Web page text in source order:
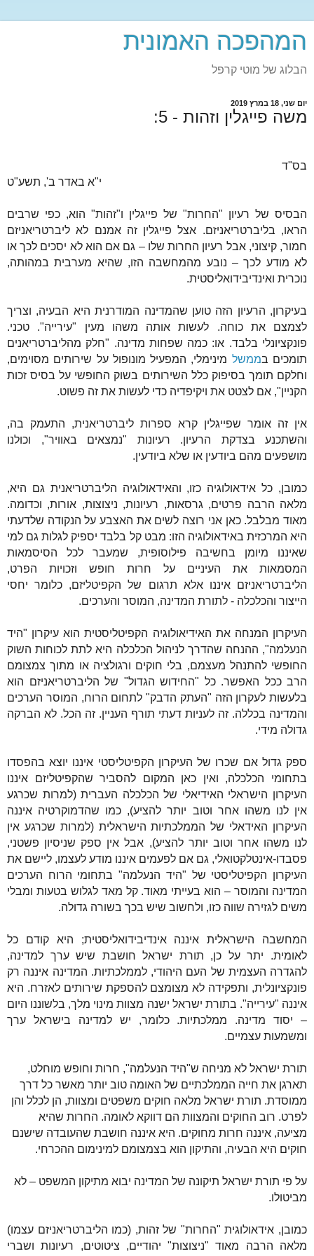
המהפכה האמונית
הבלוג של מוטי קרפל
יום שני, 18 במרץ 2019
משה פייגלין וזהות - 5:
בס"ד
י"א באדר ב', תשע"ט
הבסיס של רעיון "החרות" של פייגלין ו"זהות" הוא, כפי שרבים
הראו, בליברטריאניזם. אצל פייגלין זה אמנם לא ליברטריאניזם
חמור, קיצוני, אבל רעיון החרות שלו – גם אם הוא לא יסכים לכך או
לא מודע לכך – נובע מהמחשבה הזו, שהיא מערבית במהותה,
נוכרית ואינדיבידואליסטית.
בעיקרון, הרעיון הזה טוען שהמדינה המודרנית היא הבעיה, וצריך
לצמצם את כוחה. לעשות אותה משהו מעין "עירייה". טכני.
פונקציונלי בלבד. או: כמה שפחות מדינה. "חלק מהליברטריאנים
תומכים בממשל מינימלי, המפעיל מונופול על שירותים מסוימים,
וחלקם תומך בסיפוק כלל השירותים בשוק החופשי על בסיס זכות
הקניין", אם לצטט את ויקיפדיה כדי לעשות את זה פשוט.
אין זה אומר שפייגלין קרא ספרות ליברטריאנית, התעמק בה,
והשתכנע בצדקת הרעיון. רעיונות "נמצאים באוויר", וכולנו
מושפעים מהם ביודעין או שלא ביודעין.
כמובן, כל אידאולוגיה כזו, והאידאולוגיה הליברטריאנית גם היא,
מלאה הרבה פרטים, גרסאות, רעיונות, ניצוצות, אורות, וכדומה.
מאוד מבלבל. כאן אני רוצה לשים את האצבע על הנקודה שלדעתי
היא המרכזית באידאולוגיה הזו: מבט קל בלבד יספיק לגלות גם למי
שאיננו מיומן בחשיבה פילוסופית, שמעבר לכל הסיסמאות
המסמאות את העיניים על חרות חופש וזכויות הפרט,
הליברטריאניזם איננו אלא תרגום של הקפיטליזם, כלומר יחסי
הייצור והכלכלה - לתורת המדינה, המוסר והערכים.
העיקרון המנחה את האידיאולוגיה הקפיטליסטית הוא עיקרון "היד
הנעלמה", ההנחה שהדרך לניהול הכלכלה היא לתת לכוחות השוק
החופשי להתנהל מעצמם, בלי חוקים ורגולציה או מתוך צמצומם
הרב ככל האפשר. כל "החידוש הגדול" של הליברטריאניזם הוא
בלעשות לעקרון הזה "העתק הדבק" לתחום הרוח, המוסר הערכים
והמדינה בכללה. זה לעניות דעתי תורף העניין. זה הכל. לא הברקה
גדולה מידי.
ספק גדול אם שכרו של העיקרון הקפיטליסטי איננו יוצא בהפסדו
בתחומי הכלכלה, ואין כאן המקום להסביר שהקפיטליזם איננו
העיקרון הישראלי האידיאלי של הכלכלה העברית (למרות שכרגע
אין לנו משהו אחר וטוב יותר להציע), כמו שהדמוקרטיה איננה
העיקרון האידאלי של הממלכתיות הישראלית (למרות שכרגע אין
לנו משהו אחר וטוב יותר להציע), אבל אין ספק שניסיון פשטני,
פסבדו-אינטלקטואלי, גם אם לפעמים איננו מודע לעצמו, ליישם את
העיקרון הקפיטליסטי של "היד הנעלמה" בתחומי הרוח הערכים
המדינה והמוסר – הוא בעייתי מאוד. קל מאד לגלוש בטעות ומבלי
משים לגזירה שווה כזו, ולחשוב שיש בכך בשורה גדולה.
המחשבה הישראלית איננה אינדיבידואליסטית; היא קודם כל
לאומית. יתר על כן, תורת ישראל חושבת שיש ערך למדינה,
להגדרה העצמית של העם היהודי, לממלכתיות. המדינה איננה רק
פונקציונלית, ותפקידה לא מצומצם להספקת שירותים לאזרח. היא
איננה "עירייה". בתורת ישראל ישנה מצוות מינוי מלך, בלשוננו היום
– יסוד מדינה. ממלכתיות. כלומר, יש למדינה בישראל ערך
ומשמעות עצמיים.
תורת ישראל לא מניחה ש"היד הנעלמה", חרות וחופש מוחלט,
תארגן את חייה הממלכתיים של האומה טוב יותר מאשר כל דרך
ממוסדת. תורת ישראל מלאה חוקים משפטים ומצוות, הן לכלל והן
לפרט. רוב החוקים והמצוות הם דווקא לאומה. החרות שהיא
מציעה, איננה חרות מחוקים. היא איננה חושבת שהעובדה שישנם
חוקים היא הבעיה, והתיקון הוא בצמצומם למינימום ההכרחי.
על פי תורת ישראל תיקונה של המדינה יבוא מתיקון המשפט – לא
מביטולו.
כמובן, אידאולוגית "החרות" של זהות, (כמו הליברטריאניזם עצמו)
מלאה הרבה מאוד "ניצוצות" יהודיים, ציטוטים, רעיונות ושברי